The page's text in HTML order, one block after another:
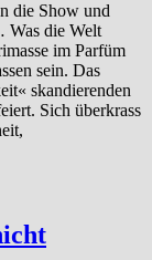
die Show und
Was die Welt
im Parfüm
sein. Das
skandierenden
Sich überkrass